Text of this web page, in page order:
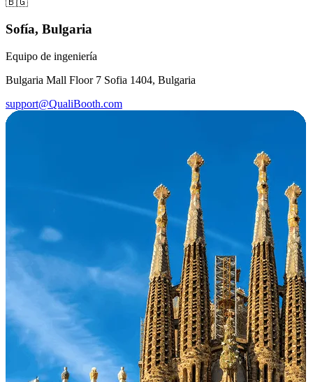
Sofía, Bulgaria
Equipo de ingeniería
Bulgaria Mall Floor 7 Sofia 1404, Bulgaria
support@QualiBooth.com